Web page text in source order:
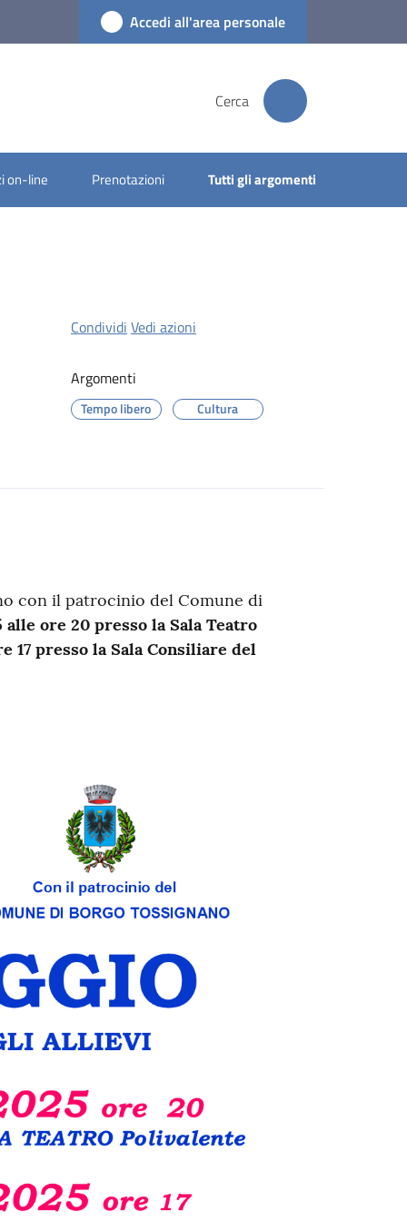
Accedi all'area personale
Cerca
on-line Prenotazioni Tutti gli argomenti
Condividi Vedi azioni
Argomenti
Tempo libero Cultura
con il patrocinio del Comune di
alle ore 20 presso la Sala Teatro
17 presso la Sala Consiliare del